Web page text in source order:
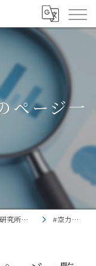
ページ一
企業のコンサルなら生物・スポーツ流体力学研究所株式会社 #空力制御